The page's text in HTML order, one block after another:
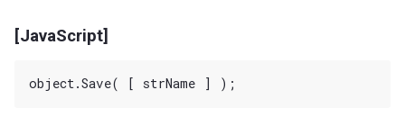
[JavaScript]